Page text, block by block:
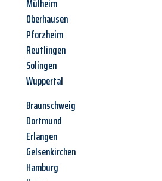
Mülheim
Oberhausen
Pforzheim
Reutlingen
Solingen
Wuppertal
Braunschweig
Dortmund
Erlangen
Gelsenkirchen
Hamburg